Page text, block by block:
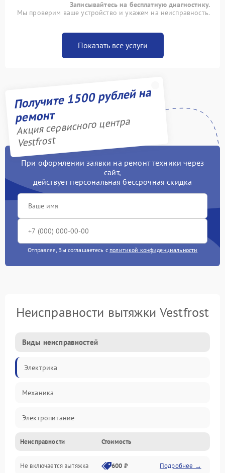
Записывайтесь на бесплатную диагностику.
Мы проверим ваше устройство и укажем на неисправность.
Показать все услуги
Получите 1500 рублей на
ремонт
Акция сервисного центра
Vestfrost
При оформлении заявки на ремонт техники через
сайт,
действует персональная бессрочная скидка
Отправляя, Вы соглашаетесь с политикой конфиденциальности
Неисправности вытяжки Vestfrost
Виды неисправностей
Электрика
Механика
Электропитание
Вентиляция
Освещение
Неисправности Стоимость
Не включается вытяжка 600 ₽ Подробнее →